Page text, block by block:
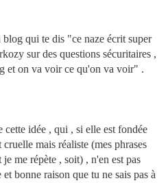
qui te dis "ce naze écrit super
sur des questions sécuritaires ,
et on va voir ce qu'on va voir" .
idée , qui , si elle est fondée
mais réaliste (mes phrases
me répète , soit) , n'en est pas
bonne raison que tu ne sais pas à